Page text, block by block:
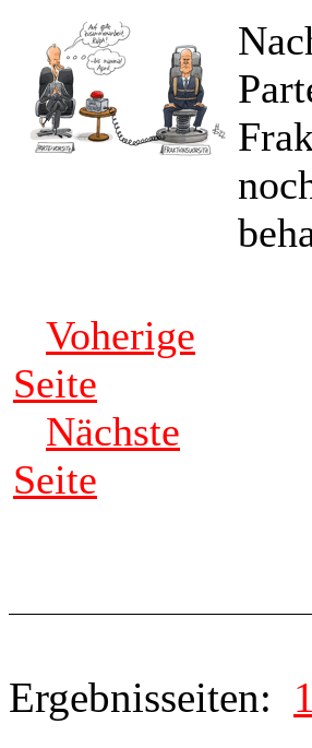
Voherige
Seite
Nächste
Seite
Ergebnisseiten: 1